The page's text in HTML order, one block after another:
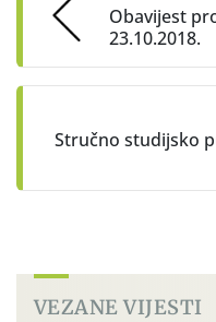
Obavijest
23.10.2018.
Stručno studijsko
VEZANE VIJESTI